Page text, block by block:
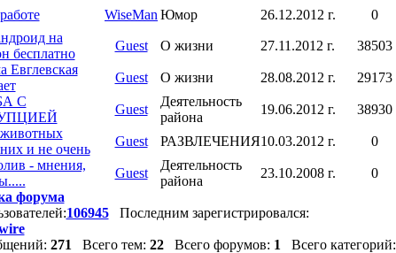
WiseMan Юмор 26.12.2012 г.
0
на
бесплатно
Guest О жизни 27.11.2012 г.
38503
Евглевская
Guest О жизни 28.08.2012 г.
29173
С
Guest
Деятельность
района
19.06.2012 г.
38930
и не очень
Guest РАЗВЛЕЧЕНИЯ10.03.2012 г.
0
- мнения,
Guest
Деятельность
района
23.10.2008 г.
0
форума
106945
Последним зарегистрировался:
271 Всего тем: 22Всего форумов: 1 Всего категорий: